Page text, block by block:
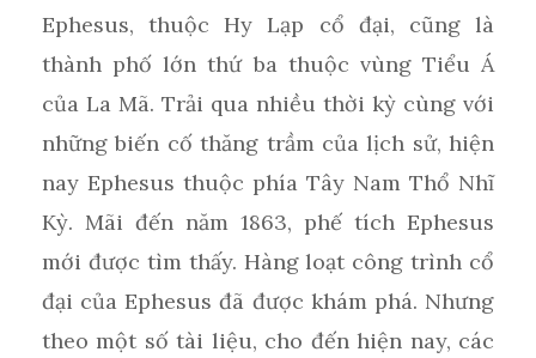
Ephesus, thuộc Hy Lạp cổ đại, cũng là
thành phố lớn thứ ba thuộc vùng Tiểu Á
của La Mã. Trải qua nhiều thời kỳ cùng với
những biến cố thăng trầm của lịch sử, hiện
nay Ephesus thuộc phía Tây Nam Thổ Nhĩ
Kỳ. Mãi đến năm 1863, phế tích Ephesus
mới được tìm thấy. Hàng loạt công trình cổ
đại của Ephesus đã được khám phá. Nhưng
theo một số tài liệu, cho đến hiện nay, các